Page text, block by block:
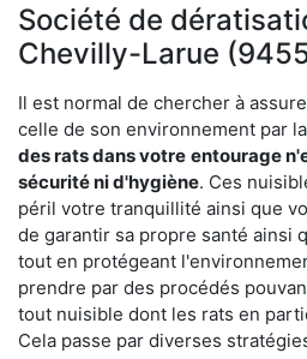
Société de
Chevilly-Larue
Il est normal de chercher à
celle de son environnement par
des rats dans votre entourage
sécurité ni d'hygiène. Ces
péril votre tranquillité ainsi que
de garantir sa propre santé ainsi
tout en protégeant
prendre par des procédés
tout nuisible dont les rats en
Cela passe par diverses